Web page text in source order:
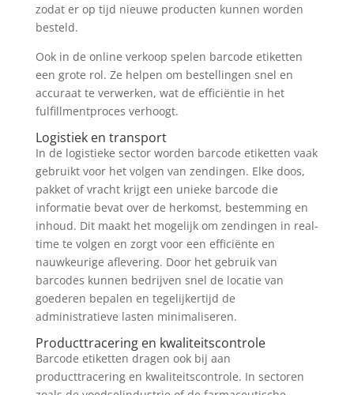
zodat er op tijd nieuwe producten kunnen worden
besteld.
Ook in de online verkoop spelen barcode etiketten
een grote rol. Ze helpen om bestellingen snel en
accuraat te verwerken, wat de efficiëntie in het
fulfillmentproces verhoogt.
Logistiek en transport
In de logistieke sector worden barcode etiketten vaak
gebruikt voor het volgen van zendingen. Elke doos,
pakket of vracht krijgt een unieke barcode die
informatie bevat over de herkomst, bestemming en
inhoud. Dit maakt het mogelijk om zendingen in real-
time te volgen en zorgt voor een efficiënte en
nauwkeurige aflevering. Door het gebruik van
barcodes kunnen bedrijven snel de locatie van
goederen bepalen en tegelijkertijd de
administratieve lasten minimaliseren.
Producttracering en kwaliteitscontrole
Barcode etiketten dragen ook bij aan
producttracering en kwaliteitscontrole. In sectoren